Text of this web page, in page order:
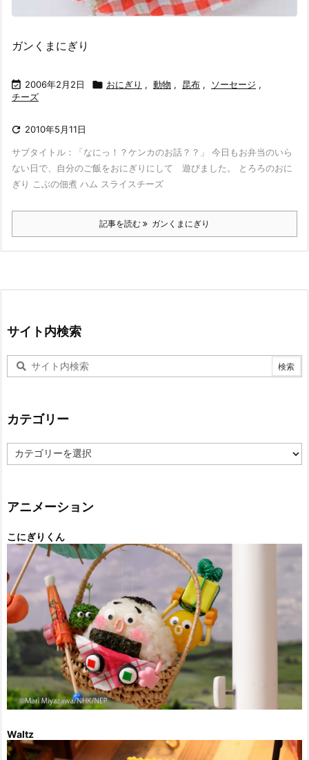
ガンくまにぎり
 2006年2月2日  おにぎり , 動物 , 昆布 , ソーセージ ,
チーズ
 2010年5月11日
サブタイトル：「なにっ！？ケンカのお話？？」 今日もお弁当のいら
ない日で、自分のご飯をおにぎりにして 遊びました。 とろろのおに
ぎり こぶの佃煮 ハム スライスチーズ
記事を読む ガンくまにぎり
サイト内検索
カテゴリー
テ
ー
アニメーション
こにぎりくん
Waltz